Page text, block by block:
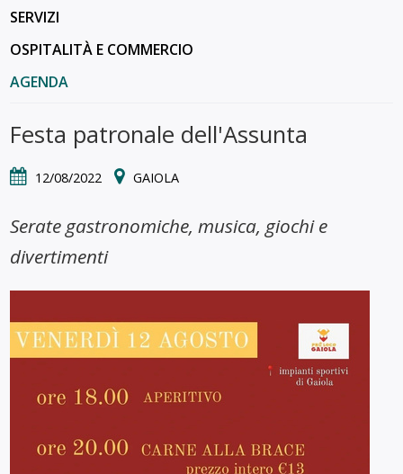
SERVIZI
OSPITALITÀ E COMMERCIO
AGENDA
Festa patronale dell'Assunta
12/08/2022 GAIOLA
Serate gastronomiche, musica, giochi e
divertimenti